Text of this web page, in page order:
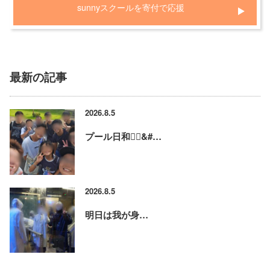
sunnyスクールを寄付で応援
最新の記事
2026.8.5
プール日和🏊‍♂&#…
2026.8.5
明日は我が身…